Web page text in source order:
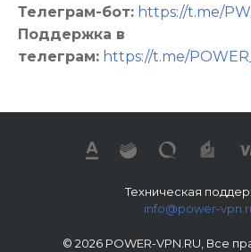
Телеграм-бот: https://t.me/
Поддержка в
телеграм: https://t.me/
Техническая
info@power-
© 2026 POWER-VPN.RU, Все